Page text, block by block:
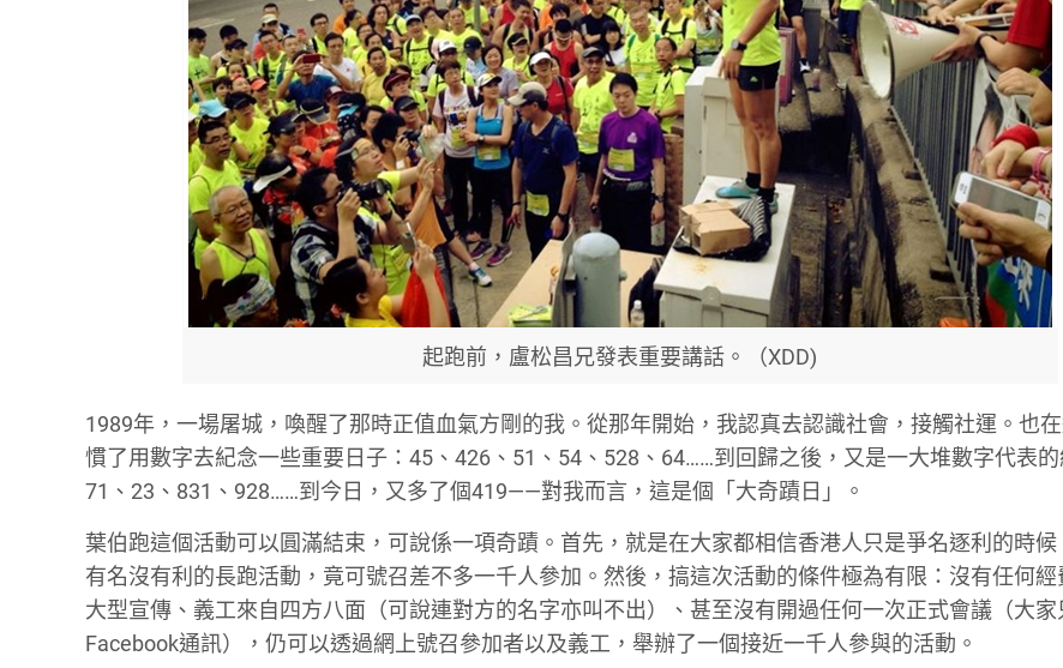
起跑前，盧松昌兄發表重要講話。（XDD)
1989年，一場屠城，喚醒了那時正值血氣方剛的我。從那年開始，我認真去認識社會，接觸社運。也
慣了用數字去紀念一些重要日子：45、426、51、54、528、64……到回歸之後，又是一大堆數字代表的
71、23、831、928……到今日，又多了個419——對我而言，這是個「大奇蹟日」。
葉伯跑這個活動可以圓滿結束，可說係一項奇蹟。首先，就是在大家都相信香港人只是爭名逐利的時候
有名沒有利的長跑活動，竟可號召差不多一千人參加。然後，搞這次活動的條件極為有限：沒有任何經
大型宣傳、義工來自四方八面（可說連對方的名字亦叫不出）、甚至沒有開過任何一次正式會議（大家
Facebook通訊），仍可以透過網上號召參加者以及義工，舉辦了一個接近一千人參與的活動。